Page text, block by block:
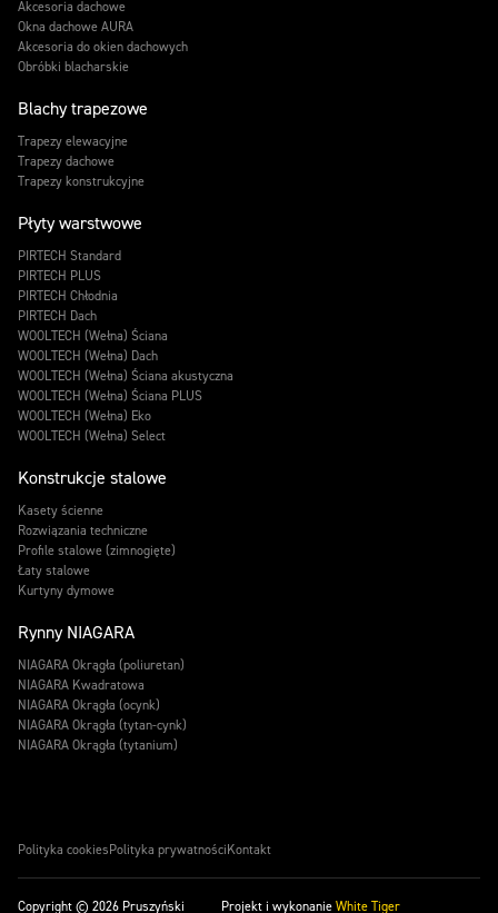
Akcesoria dachowe
Okna dachowe AURA
Akcesoria do okien dachowych
Obróbki blacharskie
Blachy trapezowe
Trapezy elewacyjne
Trapezy dachowe
Trapezy konstrukcyjne
Płyty warstwowe
PIRTECH Standard
PIRTECH PLUS
PIRTECH Chłodnia
PIRTECH Dach
WOOLTECH (Wełna) Ściana
WOOLTECH (Wełna) Dach
WOOLTECH (Wełna) Ściana akustyczna
WOOLTECH (Wełna) Ściana PLUS
WOOLTECH (Wełna) Eko
WOOLTECH (Wełna) Select
Konstrukcje stalowe
Kasety ścienne
Rozwiązania techniczne
Profile stalowe (zimnogięte)
Łaty stalowe
Kurtyny dymowe
Rynny NIAGARA
NIAGARA Okrągła (poliuretan)
NIAGARA Kwadratowa
NIAGARA Okrągła (ocynk)
NIAGARA Okrągła (tytan-cynk)
NIAGARA Okrągła (tytanium)
Polityka cookiesPolityka prywatnościKontakt
Copyright © 2026 Pruszyński Projekt i wykonanieWhite Tiger